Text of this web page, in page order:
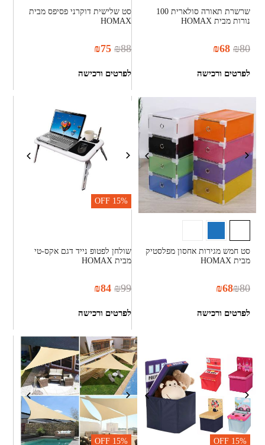
שרשרת תאורה סולארית 100
נורות מבית HOMAX
₪80
₪68
לפרטים ורכישה
סט שלישית דוקרני פסיפס מבית
HOMAX
₪88
₪75
לפרטים ורכישה
סט חמש מגירות אחסון מפלסטיק
מבית HOMAX
₪80
₪68
לפרטים ורכישה
15%
OFF
שולחן לפטופ נייד דגם אקס-טי
מבית HOMAX
₪99
₪84
לפרטים ורכישה
15%
OFF
15%
OFF